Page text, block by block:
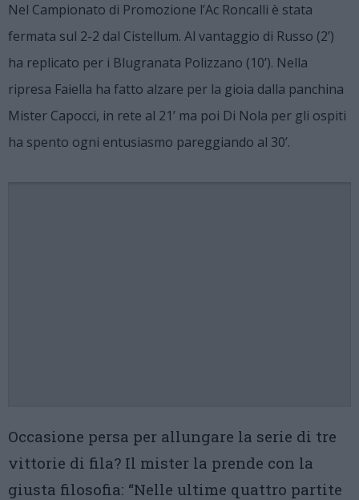
Nel Campionato di Promozione l’Ac Roncalli è stata
fermata sul 2-2 dal Cistellum. Al vantaggio di Russo (2’)
ha replicato per i Blugranata Polizzano (10’). Nella
ripresa Faiella ha fatto alzare per la gioia dalla panchina
Mister Capocci, in rete al 21’ ma poi Di Nola per gli ospiti
ha spento ogni entusiasmo pareggiando al 30’.
Occasione persa per allungare la serie di tre
vittorie di fila? Il mister la prende con la
giusta filosofia: “Nelle ultime quattro partite